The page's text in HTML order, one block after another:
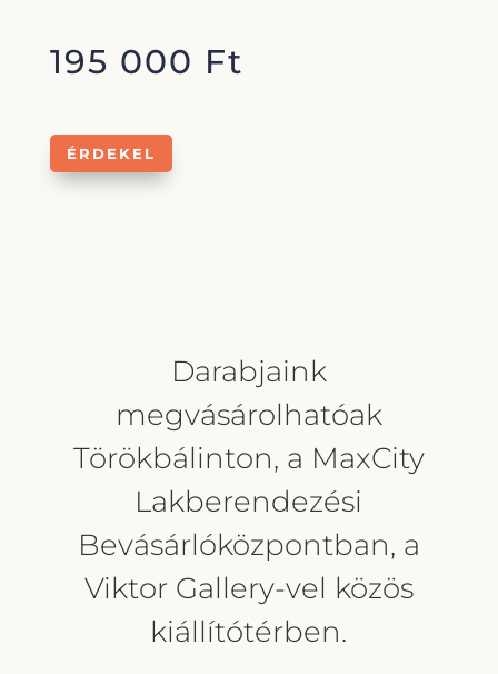
195 000 Ft
ÉRDEKEL
Darabjaink
megvásárolhatóak
Törökbálinton, a MaxCity
Lakberendezési
Bevásárlóközpontban, a
Viktor Gallery-vel közös
kiállítótérben.